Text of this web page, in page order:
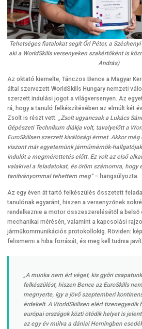
Tehetséges fiatalokat segít Őri Péter, a
aki a WorldSkills versenyeken szakértőként is
András)
Az oktató kiemelte, Tánczos Bence a Magyar
által szervezett WorldSkills Hungary nemzeti
szerzett indulási jogot a világversenyen. Az
rá, hogy a tanuló felkészítésében az elmúlt két
Zsolt is részt vett. „Zsolt ugyancsak a Lukács
Gépészeti Technikum diákja volt, tavalyelőtt a
EuroSkillsen szerzett kiválósági érmet. Akkor
viszont már egyetemünk járműmérnök-
indulót a megmérettetés előtt. Ez volt az első
valakivel a feladatokat, és öröm számomra, hogy
tanítványommal tehettem meg”– hangsúlyozta.
Az egy éven át tartó felkészülés összetett
tanulónak egyaránt, hiszen a versenyzőnek
rendelkeznie a motor összeszerelésétől a belső
mechanikai mérésén, valamint a kapcsolási
járműkommunikációs protokollokig. Röviden:
felismerni a hiba forrását, és meg kell tudnia
„A munka nem ért véget, kis győri
felkészülést, hiszen Bence az EuroSkills
megnyerte, így a jövő szeptemberi
érdekelt. A WorldSkillsen elért tizenegyedik
európai országok közti ötödik helyet is
az egy év múlva a dániai Herningben